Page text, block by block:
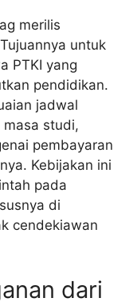
merilis
untuk
PTKI yang
pendidikan.
jadwal
masa studi,
pembayaran
Kebijakan ini
pada
di
cendekiawan
dari